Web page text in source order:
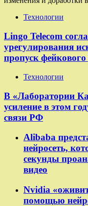
Технологии
Lingo Telecom
урегулирования
пропуск
Технологии
В «Лаборатории
усиление в этом
связи РФ
Alibaba
нейросеть,
секунды
видео
Nvidia
помощью